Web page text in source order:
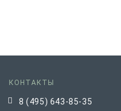
КОНТАКТЫ
8 (495) 643-85-35